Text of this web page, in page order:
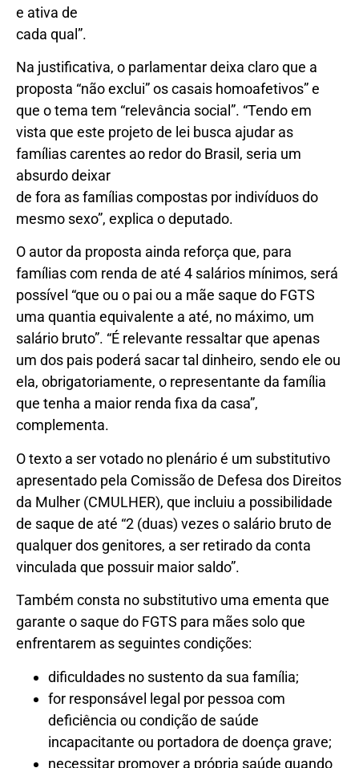
e ativa de
cada qual”.
Na justificativa, o parlamentar deixa claro que a
proposta “não exclui” os casais homoafetivos” e
que o tema tem “relevância social”. “Tendo em
vista que este projeto de lei busca ajudar as
famílias carentes ao redor do Brasil, seria um
absurdo deixar
de fora as famílias compostas por indivíduos do
mesmo sexo”, explica o deputado.
O autor da proposta ainda reforça que, para
famílias com renda de até 4 salários mínimos, será
possível “que ou o pai ou a mãe saque do FGTS
uma quantia equivalente a até, no máximo, um
salário bruto”. “É relevante ressaltar que apenas
um dos pais poderá sacar tal dinheiro, sendo ele ou
ela, obrigatoriamente, o representante da família
que tenha a maior renda fixa da casa”,
complementa.
O texto a ser votado no plenário é um substitutivo
apresentado pela Comissão de Defesa dos Direitos
da Mulher (CMULHER), que incluiu a possibilidade
de saque de até “2 (duas) vezes o salário bruto de
qualquer dos genitores, a ser retirado da conta
vinculada que possuir maior saldo”.
Também consta no substitutivo uma ementa que
garante o saque do FGTS para mães solo que
enfrentarem as seguintes condições:
dificuldades no sustento da sua família;
for responsável legal por pessoa com
deficiência ou condição de saúde
incapacitante ou portadora de doença grave;
necessitar promover a própria saúde quando